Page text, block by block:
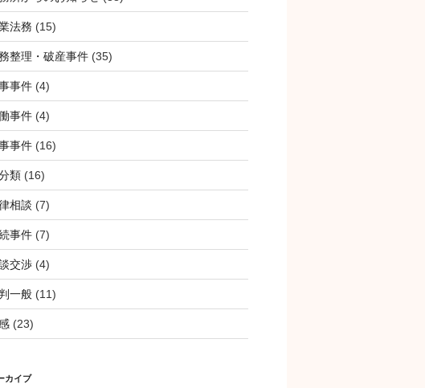
法務 (15)
整理・破産事件(35)
事件(4)
事件(4)
事件(16)
類(16)
相談 (7)
事件(7)
交渉(4)
一般(11)
(23)
カイブ